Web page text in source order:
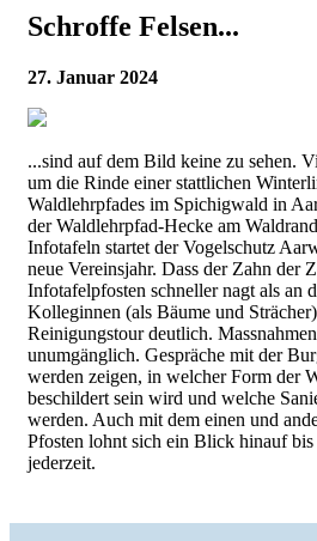
Schroffe Felsen...
27. Januar 2024
...sind auf dem Bild keine zu sehen.
um die Rinde einer stattlichen
Waldlehrpfades im Spichigwald in
der Waldlehrpfad-Hecke am
Infotafeln startet der Vogelschutz
neue Vereinsjahr. Dass der Zahn der
Infotafelpfosten schneller nagt als an
Kolleginnen (als Bäume und
Reinigungstour deutlich.
unumgänglich. Gespräche mit der
werden zeigen, in welcher Form der
beschildert sein wird und welche
werden. Auch mit dem einen und
Pfosten lohnt sich ein Blick hinauf
jederzeit.